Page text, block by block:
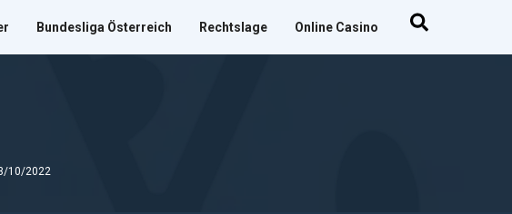
Bundesliga Österreich Rechtslage Online Casino
10/2022